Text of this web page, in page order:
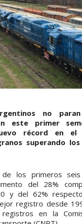
no
este primer
récord en el
superando
de los primeros
del 28%
y del 62%
registro desde
en la